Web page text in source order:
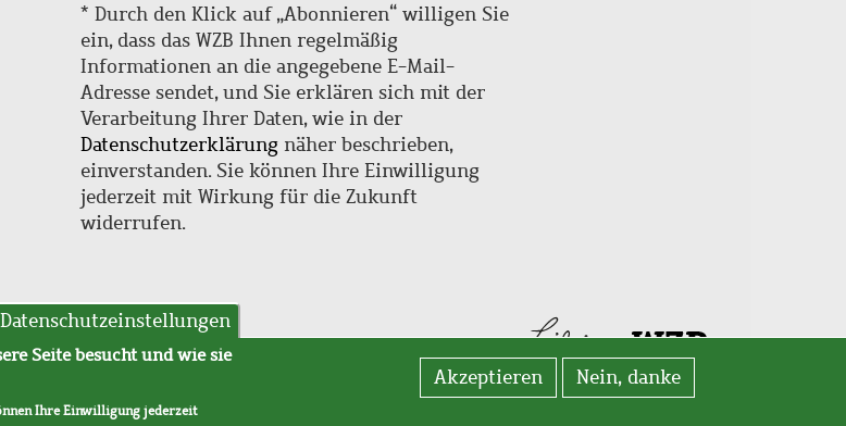
* Durch den Klick auf „Abonnieren“ willigen Sie
ein, dass das WZB Ihnen regelmäßig
Informationen an die angegebene E-Mail-
Adresse sendet, und Sie erklären sich mit der
Verarbeitung Ihrer Daten, wie in der
Datenschutzerklärung näher beschrieben,
einverstanden. Sie können Ihre Einwilligung
jederzeit mit Wirkung für die Zukunft
widerrufen.
Datenschutzeinstellungen
Seite besucht und wie sie
Ihre Einwilligung jederzeit
Akzeptieren Nein, danke